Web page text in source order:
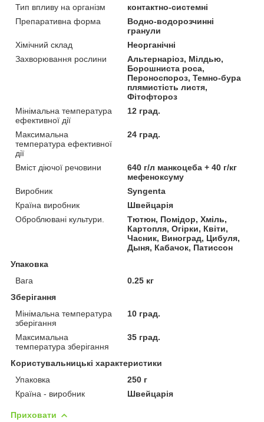
Тип впливу на організм
контактно-системні
Препаративна форма
Водно-водорозчинні
гранули
Хімічний склад
Неорганічні
Захворювання рослини
Альтернаріоз, Мілдью,
Борошниста роса,
Пероноспороз, Темно-бура
плямистість листя,
Фітофтороз
Мінімальна температура
ефективної дії
12 град.
Максимальна
температура ефективної
дії
24 град.
Вміст діючої речовини
640 г/л манкоцеба + 40 г/кг
мефеноксуму
Виробник
Syngenta
Країна виробник
Швейцарія
Оброблювані культури.
Тютюн, Помідор, Хміль,
Картопля, Огірки, Квіти,
Часник, Виноград, Цибуля,
Дыня, Кабачок, Патиссон
Упаковка
Вага
0.25 кг
Зберігання
Мінімальна температура
зберігання
10 град.
Максимальна
температура зберігання
35 град.
Користувальницькі характеристики
Упаковка
250 г
Країна - виробник
Швейцарія
Приховати